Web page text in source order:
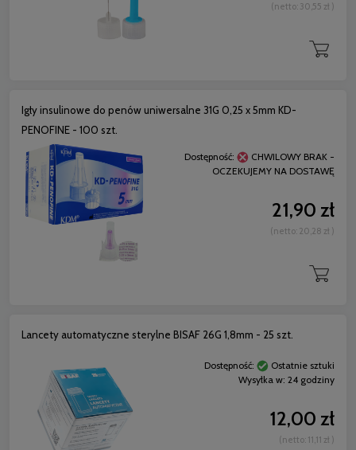
(netto: 30,55 zł )
Igły insulinowe do penów uniwersalne 31G 0,25 x 5mm KD-
PENOFINE - 100 szt.
Dostępność:
CHWILOWY BRAK -
OCZEKUJEMY NA DOSTAWĘ
21,90 zł
(netto: 20,28 zł )
Lancety automatyczne sterylne BISAF 26G 1,8mm - 25 szt.
Dostępność:
Ostatnie sztuki
Wysyłka w: 24 godziny
12,00 zł
(netto: 11,11 zł )